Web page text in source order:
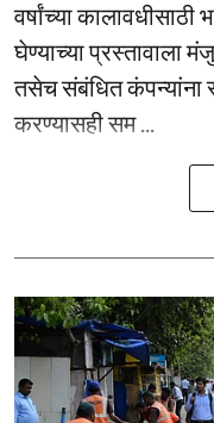
वर्षांच्या
घेण्याच्या प्रस्तावाला
तसेच संबंधित कंपन्यांना
करण्यासही सम ...